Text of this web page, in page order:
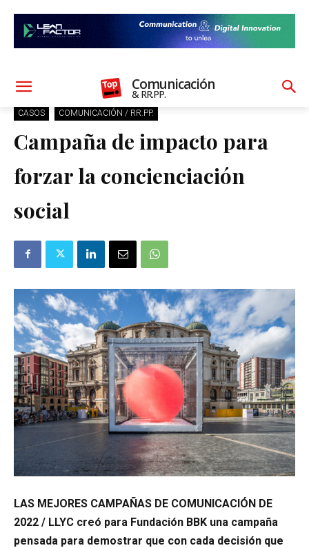
Comunicación
& RR.PP.
CASOS COMUNICACIÓN / RR.PP.
Campaña de impacto para
forzar la concienciación
social
LAS MEJORES CAMPAÑAS DE COMUNICACIÓN DE
2022 / LLYC creó para Fundación BBK una campaña
pensada para demostrar que con cada decisión que